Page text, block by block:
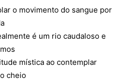
o movimento do sangue por
é um rio caudaloso e
mística ao contemplar
cheio